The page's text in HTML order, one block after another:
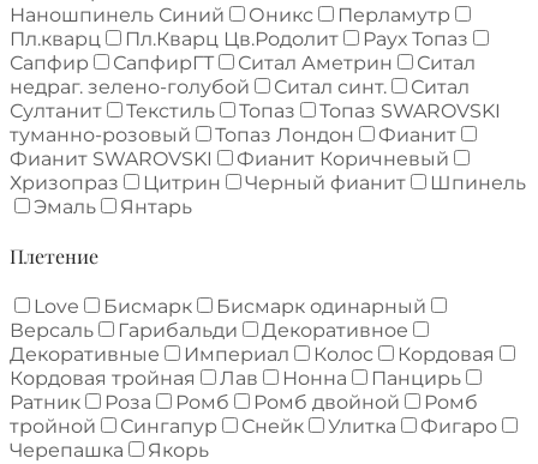
Наношпинель Синий
Оникс
Перламутр
Пл.кварц
Пл.Кварц Цв.Родолит
Раух Топаз
Сапфир
СапфирГТ Ситал Аметрин
Ситал
недраг. зелено-голубой
Ситал синт.
Ситал
Султанит
Текстиль Топаз
Топаз SWAROVSKI
туманно-розовый
Топаз Лондон
Фианит
Фианит SWAROVSKI
Фианит Коричневый
Хризопраз
Цитрин Черный фианит
Шпинель
Эмаль
Янтарь
Плетение
Love Бисмарк
Бисмарк одинарный
Версаль
Гарибальди
Декоративное
Декоративные
Империал Колос
Кордовая
Кордовая тройная
Лав Нонна
Панцирь
Ратник
Роза Ромб Ромб двойной
Ромб
тройной
Сингапур Снейк Улитка
Фигаро
Черепашка
Якорь